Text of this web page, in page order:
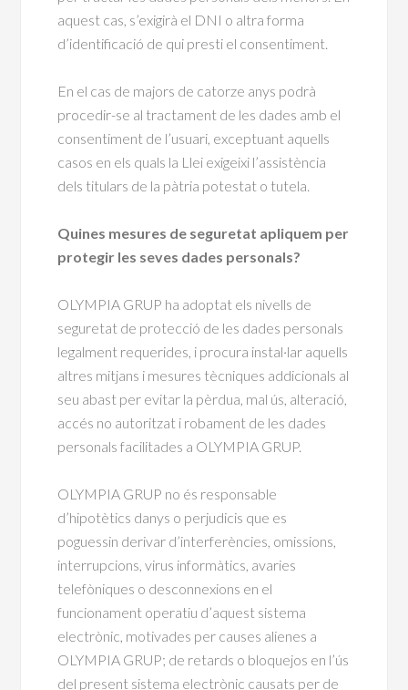
aquest cas, s’exigirà el DNI o altra forma
d’identificació de qui presti el consentiment.
En el cas de majors de catorze anys podrà
procedir-se al tractament de les dades amb el
consentiment de l’usuari, exceptuant aquells
casos en els quals la Llei exigeixi l’assistència
dels titulars de la pàtria potestat o tutela.
Quines mesures de seguretat apliquem per
protegir les seves dades personals?
OLYMPIA GRUP ha adoptat els nivells de
seguretat de protecció de les dades personals
legalment requerides, i procura instal·lar aquells
altres mitjans i mesures tècniques addicionals al
seu abast per evitar la pèrdua, mal ús, alteració,
accés no autoritzat i robament de les dades
personals facilitades a OLYMPIA GRUP.
OLYMPIA GRUP no és responsable
d’hipotètics danys o perjudicis que es
poguessin derivar d’interferències, omissions,
interrupcions, virus informàtics, avaries
telefòniques o desconnexions en el
funcionament operatiu d’aquest sistema
electrònic, motivades per causes alienes a
OLYMPIA GRUP; de retards o bloquejos en l’ús
del present sistema electrònic causats per de